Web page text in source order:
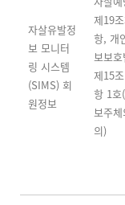
자살유발정
보 모니터
링 시스템
(SIMS) 회
원정보
제19
항, 개
보보호
제15
항 1호
보주
의)